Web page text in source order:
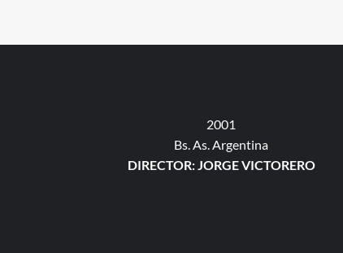
2001
Bs. As. Argentina
DIRECTOR: JORGE VICTORERO